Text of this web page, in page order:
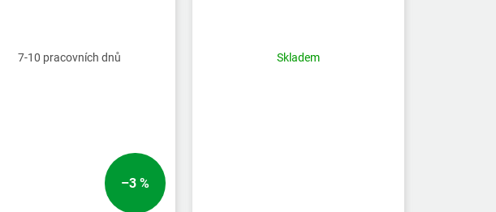
7-10 pracovních dnů
–3 %
Skladem